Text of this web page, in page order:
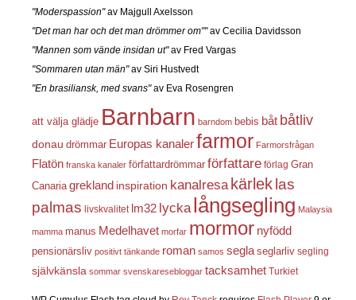
"Moderspassion"av Majgull Axelsson
"Det man har och det man drömmer om""av Cecilia Davidsson
"Mannen som vände insidan ut"av Fred Vargas
"Sommaren utan män"av Siri Hustvedt
"En brasiliansk, med svans"av Eva Rosengren
att välja glädje Barnbarn barndom bebis båt båtliv
donau drömmar Europas kanalerfarmor Farmorsfrågan
Flatön franska kanaler författardrömmar författare förlag Gran
Canaria grekland inspiration kanalresa kärleklas
palmas livskvalitet lm32 lycka långsegling Malaysia
mamma manus Medelhavet morfar mormor nyfödd
pensionärsliv positivt tänkande roman samos segla seglarliv segling
självkänsla sommar svenskaresebloggar tacksamhet Turkiet